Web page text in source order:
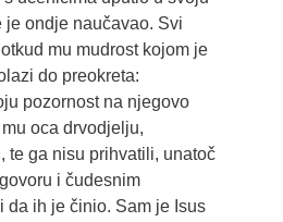
ondje naučavao. Svi
mu mudrost kojom je
do preokreta:
pozornost na njegovo
oca drvodjelju,
te ga nisu prihvatili, unatoč
i čudesnim
da ih je činio. Sam je Isus